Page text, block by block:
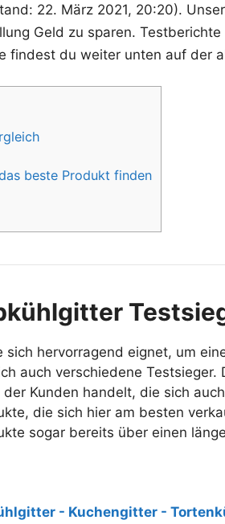
22. März 2021, 20:20).
Geld zu sparen.
findest du weiter unten auf der
beste Produkt finden
sich hervorragend eignet, um
auch verschiedene Testsieger.
Kunden handelt, die sich
die sich hier am besten
sogar bereits über einen
- Kuchengitter -